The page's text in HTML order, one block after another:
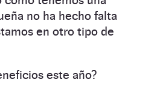
no ha hecho falta
en otro tipo de
este año?